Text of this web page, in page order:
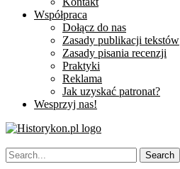
Współpraca
Dołącz do nas
Zasady publikacji tekstów
Zasady pisania recenzji
Praktyki
Reklama
Jak uzyskać patronat?
Wesprzyj nas!